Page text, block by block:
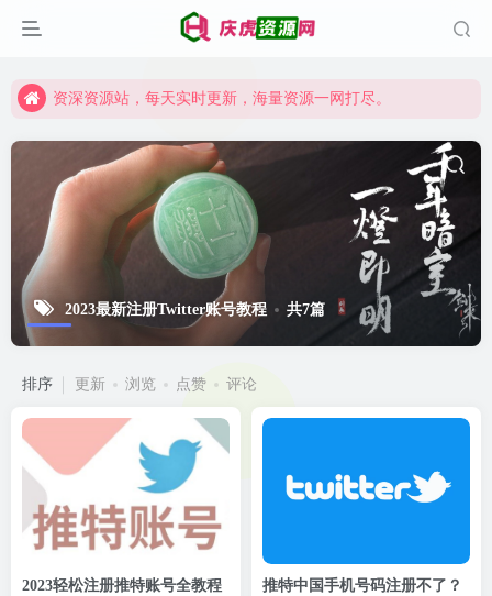
资深资源站，每天实时更新，海量资源一网打尽。
资深资源站，每天实时更新，海量资源一网打尽。
2023最新注册Twitter账号教程 共7篇
排序 更新 浏览 点赞 评论
2023轻松注册推特账号全教程
推特中国手机号码注册不了？